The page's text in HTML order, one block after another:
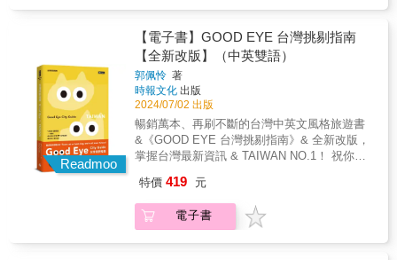
美食、打卡熱點、五感體驗，與小動物互動，
化、探索博物館與自然祕境，讓你暢玩無阻。
灣好行CP傎高，路線遍及台灣本島和離島，有
全台唯一直上台東金剛大道的巴士、票價12元
且比開車更接近壽山動物園的高雄56號公車，
遊花東一整天最多僅600多元的東部各路線，南
投好行卡499元三日任搭10條線的好康組合，經
濟實惠，是小資旅人的夢幻選擇。 ●搭乘台灣
好行，輕鬆深入在地遊 從基隆北海岸到離島，
台灣好行串連車站與各大景點，一車直達。部
分路線還有導覽員同行解說，不必跟團，也能
輕鬆享受深度旅遊的豐富體驗。無論是一人獨
玩得超值又盡興。 ●搭乘台灣好行，吃喝玩樂
通通有 台灣好行沿途景點包羅萬象，尋覓人氣
美食、打卡熱點、五感體驗，與小動物互動，
Readmoo
【電子書】GOOD EYE 台灣挑剔指南
【全新改版】（中英雙語）
郭佩怜 著
時報文化 出版
2024/07/02 出版
暢銷萬本、再刷不斷的台灣中英文風格旅遊書
&《GOOD EYE 台灣挑剔指南》& 全新改版，
掌握台灣最新資訊 & TAIWAN NO.1！ 祝你有
&mdash;&mdash;&mdash;&mdash;隨書附
&mdash;&mdash;&mdash;&mdash; GOOD
EYE &hearts; TAIWAN 貓派狗派‧萬用貼紙 &
特價 419 元
電子書